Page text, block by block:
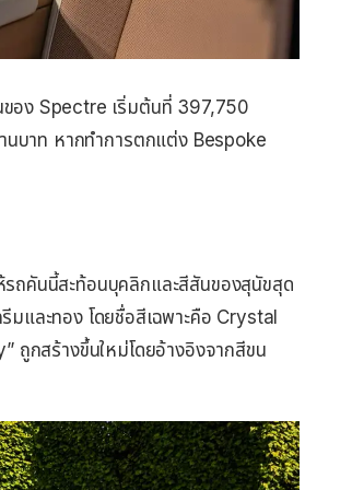
ของ Spectre เริ่มต้นที่ 397,750
นบาท หากทำการตกแต่ง Bespoke
ถคันนี้สะท้อนบุคลิกและสีสันของสุนัขสุด
และทอง โดยชื่อสีเฉพาะคือ Crystal
ถูกสร้างขึ้นใหม่โดยอ้างอิงจากสีขน